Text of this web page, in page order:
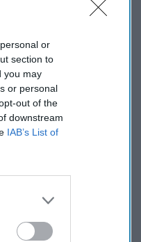
or
section to
you may
or personal
out of the
downstream
IAB’s List of